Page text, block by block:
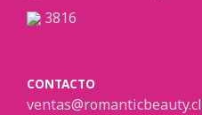
3816
CONTACTO
ventas@romanticbeauty.cl